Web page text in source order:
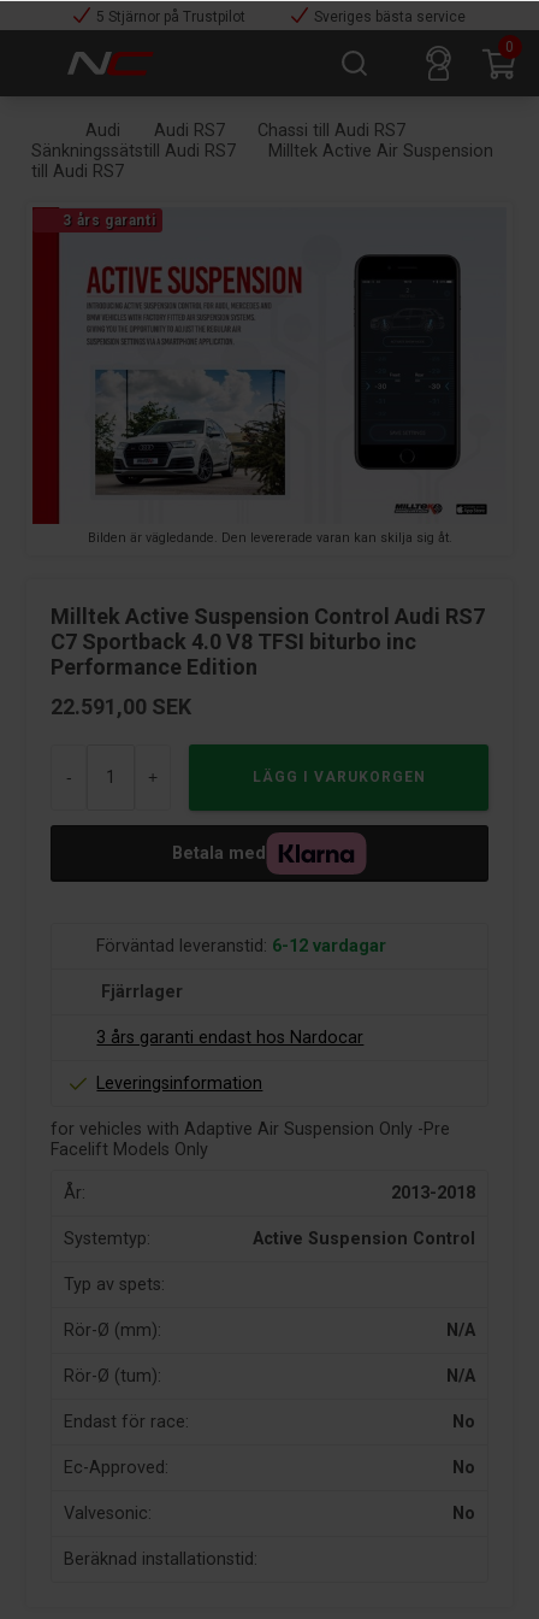
5 Stjärnor på Trustpilot
Sveriges bästa service
0
Audi Audi RS7
Chassi till Audi RS7
Sänkningssätstill Audi RS7
Milltek Active Air Suspension
till Audi RS7
Bilden är vägledande. Den levererade varan kan skilja sig åt.
3 års garanti
Milltek Active Suspension Control Audi RS7
C7 Sportback 4.0 V8 TFSI biturbo inc
Performance Edition
22.591,00 SEK
- +
Betala med
Förväntad leveranstid: 6-12 vardagar
Fjärrlager
3 års garanti endast hos Nardocar
Leveringsinformation
for vehicles with Adaptive Air Suspension Only -Pre
Facelift Models Only
År: 2013-2018
Systemtyp: Active Suspension Control
Typ av spets:
Rör-Ø (mm): N/A
Rör-Ø (tum): N/A
Endast för race: No
Ec-Approved: No
Valvesonic: No
Beräknad installationstid: